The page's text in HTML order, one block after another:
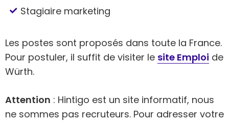
Stagiaire marketing
Les postes sont proposés dans toute la France.
Pour postuler, il suffit de visiter le site Emploi de
Würth.
Attention : Hintigo est un site informatif, nous
ne sommes pas recruteurs. Pour adresser votre